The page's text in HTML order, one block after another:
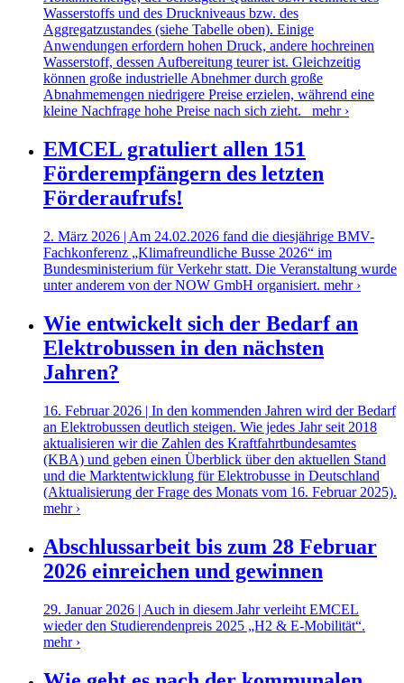
Wasserstoffs und des Druckniveaus bzw. des
Aggregatzustandes (siehe Tabelle oben). Einige
Anwendungen erfordern hohen Druck, andere hochreinen
Wasserstoff, dessen Aufbereitung teurer ist. Gleichzeitig
können große industrielle Abnehmer durch große
Abnahmemengen niedrigere Preise erzielen, während eine
kleine Nachfrage hohe Preise nach sich zieht. mehr ›
EMCEL gratuliert allen 151
Förderempfängern des letzten
Förderaufrufs!
2. März 2026 | Am 24.02.2026 fand die diesjährige BMV-
Fachkonferenz „Klimafreundliche Busse 2026“ im
Bundesministerium für Verkehr statt. Die Veranstaltung wurde
unter anderem von der NOW GmbH organisiert. mehr ›
Wie entwickelt sich der Bedarf an
Elektrobussen in den nächsten
Jahren?
16. Februar 2026 | In den kommenden Jahren wird der Bedarf
an Elektrobussen deutlich steigen. Wie jedes Jahr seit 2018
aktualisieren wir die Zahlen des Kraftfahrtbundesamtes
(KBA) und geben einen Überblick über den aktuellen Stand
und die Marktentwicklung für Elektrobusse in Deutschland
(Aktualisierung der Frage des Monats vom 16. Februar 2025).
mehr ›
Abschlussarbeit bis zum 28 Februar
2026 einreichen und gewinnen
29. Januar 2026 | Auch in diesem Jahr verleiht EMCEL
wieder den Studierendenpreis 2025 „H2 & E-Mobilität“.
mehr ›